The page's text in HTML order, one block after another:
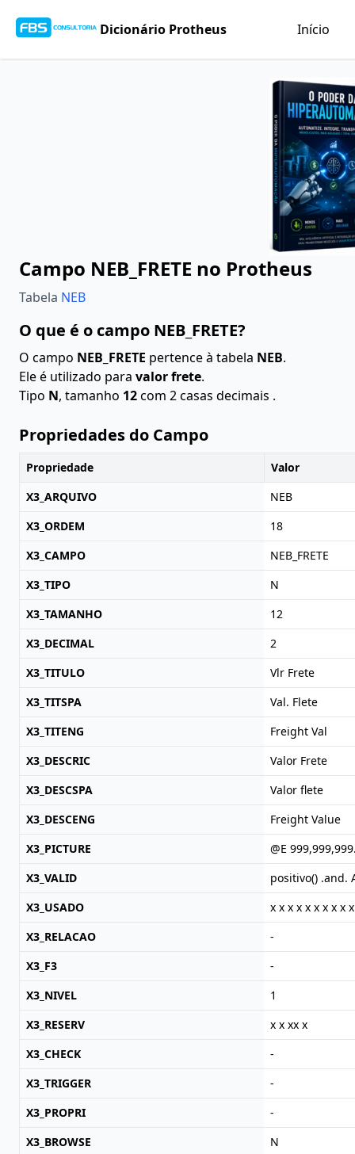
Dicionário Protheus Início
Campo NEB_FRETE no Protheus
Tabela NEB
O que é o campo NEB_FRETE?
O campo NEB_FRETE pertence à tabela NEB.
Ele é utilizado para valor frete.
Tipo N, tamanho 12com 2 casas decimais .
Propriedades do Campo
Propriedade
Valor
X3_ARQUIVO
NEB
X3_ORDEM
18
X3_CAMPO
NEB_FRETE
X3_TIPO
N
X3_TAMANHO
12
X3_DECIMAL
2
X3_TITULO
Vlr Frete
X3_TITSPA
Val. Flete
X3_TITENG
Freight Val
X3_DESCRIC
Valor Frete
X3_DESCSPA
Valor flete
X3_DESCENG
Freight Value
X3_PICTURE
@E
X3_VALID
positivo() .and.
X3_USADO
x x x x x x x x x
X3_RELACAO
-
X3_F3
-
X3_NIVEL
1
X3_RESERV
x x xx x
X3_CHECK
-
X3_TRIGGER
-
X3_PROPRI
-
X3_BROWSE
N